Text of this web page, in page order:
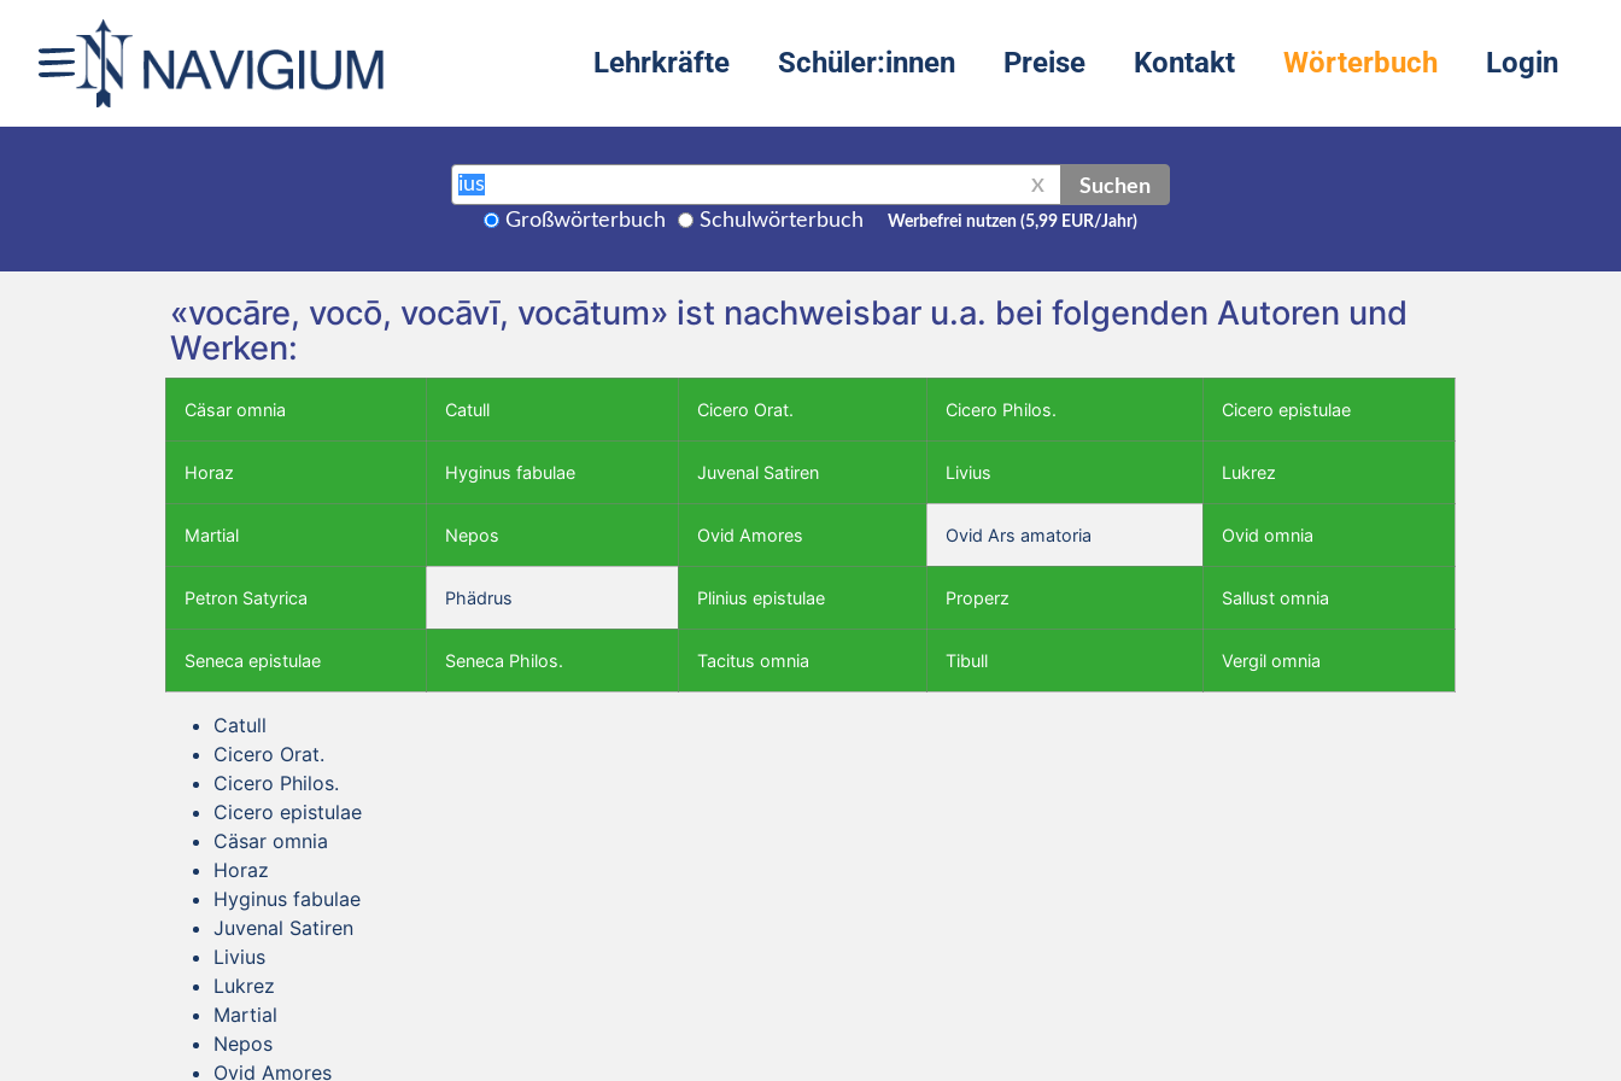
Lehrkräfte Schüler:innen Preise Kontakt Wörterbuch Login
X Suchen
Großwörterbuch Schulwörterbuch Werbefrei nutzen (5,99 EUR/Jahr)
«vocāre, vocō, vocāvī, vocātum» ist nachweisbar u.a. bei folgenden Autoren und
Werken:
Cäsar omnia Catull Cicero Orat. Cicero Philos. Cicero epistulae
Horaz Hyginus fabulae Juvenal Satiren Livius Lukrez
Martial Nepos Ovid Amores Ovid Ars amatoria Ovid omnia
Petron Satyrica Phädrus Plinius epistulae Properz Sallust omnia
Seneca epistulae Seneca Philos. Tacitus omnia Tibull Vergil omnia
Catull
Cicero Orat.
Cicero Philos.
Cicero epistulae
Cäsar omnia
Horaz
Hyginus fabulae
Juvenal Satiren
Livius
Lukrez
Martial
Nepos
Ovid Amores